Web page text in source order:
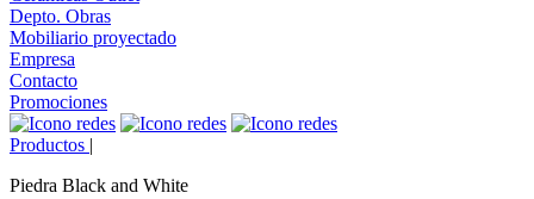
Depto. Obras
Mobiliario proyectado
Empresa
Contacto
Promociones
Productos |
Piedra Black and White